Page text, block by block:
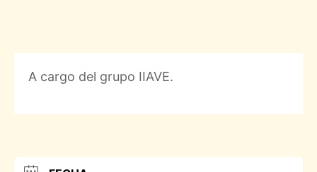
A cargo del grupo IIAVE.